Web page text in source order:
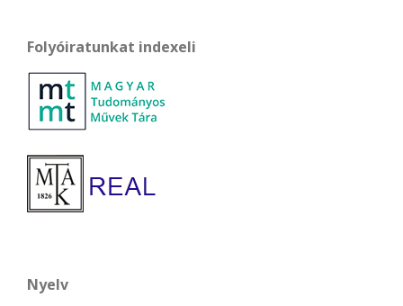
Folyóiratunkat indexeli
Nyelv